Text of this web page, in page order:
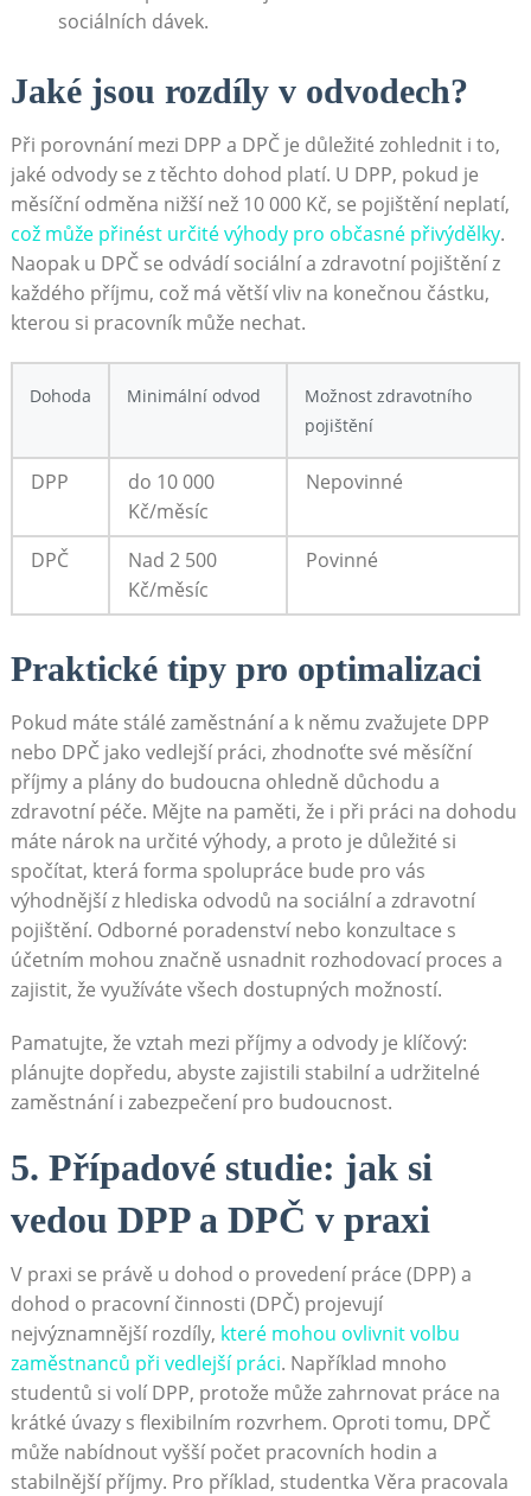
sociálních dávek.
Jaké jsou rozdíly v odvodech?
Při porovnání mezi DPP a DPČ je důležité zohlednit i to,
jaké odvody se z těchto dohod platí. U DPP, pokud je
měsíční odměna nižší než 10 000 Kč, se pojištění neplatí,
což může přinést určité výhody pro občasné přivýdělky.
Naopak u DPČ se odvádí sociální a zdravotní pojištění z
každého příjmu, což má větší vliv na konečnou částku,
kterou si pracovník může nechat.
Dohoda Minimální odvod
Možnost zdravotního
pojištění
DPP
do 10 000
Kč/měsíc
Nepovinné
DPČ
Nad 2 500
Kč/měsíc
Povinné
Praktické tipy pro optimalizaci
Pokud máte stálé zaměstnání a k němu zvažujete DPP
nebo DPČ jako vedlejší práci, zhodnoťte své měsíční
příjmy a plány do budoucna ohledně důchodu a
zdravotní péče. Mějte na paměti, že i při práci na dohodu
máte nárok na určité výhody, a proto je důležité si
spočítat, která forma spolupráce bude pro vás
výhodnější z hlediska odvodů na sociální a zdravotní
pojištění. Odborné poradenství nebo konzultace s
účetním mohou značně usnadnit rozhodovací proces a
zajistit, že využíváte všech dostupných možností.
Pamatujte, že vztah mezi příjmy a odvody je klíčový:
plánujte dopředu, abyste zajistili stabilní a udržitelné
zaměstnání i zabezpečení pro budoucnost.
5. Případové studie: jak si
vedou DPP a DPČ v praxi
V praxi se právě u dohod o provedení práce (DPP) a
dohod o pracovní činnosti (DPČ) projevují
nejvýznamnější rozdíly, které mohou ovlivnit volbu
zaměstnanců při vedlejší práci. Například mnoho
studentů si volí DPP, protože může zahrnovat práce na
krátké úvazy s flexibilním rozvrhem. Oproti tomu, DPČ
může nabídnout vyšší počet pracovních hodin a
stabilnější příjmy. Pro příklad, studentka Věra pracovala